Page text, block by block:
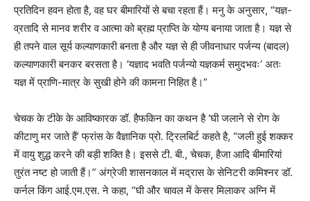
प्रतिदिन हवन होता है, वह घर बीमारियों से बचा रहता हैं। मनु के अनुसार, “यज्ञ-
व्रतादि से मानव शरीर व आत्मा को ब्रह्म प्राप्ति के योग्य बनाया जाता है। यज्ञ से
ही तपने वाल सूर्य कल्याणकारी बनता है और यज्ञ से ही जीवनाधार पर्जन्य (बादल)
कल्याणकारी बनकर बरसता है। ‘यज्ञाद भवति पर्जन्यो यज्ञकर्म समुदभवः’ अतः
यज्ञ में प्राणि-मात्र के सुखी होने की कामना निहित है।”
चेचक के टीके के आविष्कारक डॉ. हैफकिन का कथन है ‘घी जलाने से रोग के
कीटाणु मर जाते हैं’ फ्रांस के वैज्ञानिक प्रो. ट्रिलबिर्ट कहते है, “जली हुई शक्कर
में वायु शुद्ध करने की बड़ी शक्ति है। इससे टी. बी., चेचक, हैजा आदि बीमारियां
तुरंत नष्ट हो जाती हैं।” अंग्रेजी शासनकाल में मद्रास के सेनिटरी कमिश्नर डॉ.
कर्नल किंग आई.एम.एस. ने कहा, “घी और चावल में केसर मिलाकर अग्नि में